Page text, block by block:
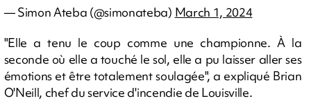
— Simon Ateba (@simonateba) March 1, 2024
"Elle a tenu le coup comme une championne. À la
seconde où elle a touché le sol, elle a pu laisser aller ses
émotions et être totalement soulagée", a expliqué Brian
O'Neill, chef du service d'incendie de Louisville.